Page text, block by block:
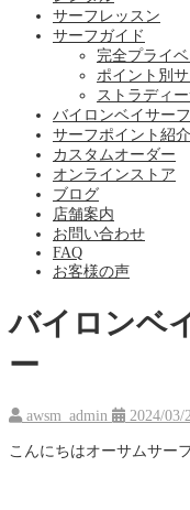
サーフレッスン
サーフガイド
完全プライ
ポイント別
ストラディ
バイロンベイサー
サーフポイント紹介
カスタムオーダー
オンラインストア
ブログ
店舗案内
お問い合わせ
FAQ
お客様の声
バイロンベ
ー
awsm_admin 2024/03/
こんにちはオーサムサー